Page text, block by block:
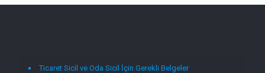
Ticaret Sicil ve Oda Sicil İçin Gerekli Belgeler